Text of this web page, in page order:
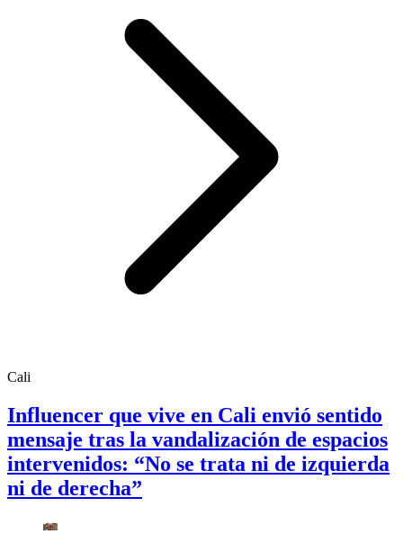
Cali
Influencer que vive en Cali envió sentido
mensaje tras la vandalización de espacios
intervenidos: “No se trata ni de izquierda
ni de derecha”